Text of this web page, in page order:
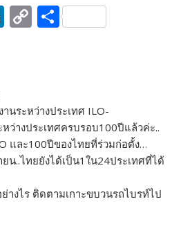
Li
dI
n
C
Li
n
k
S
นระหว่างประเทศ ILO-
ว่างประเทศครบรอบ100ปีแล้วค่ะ..
และ100ปีของไทยที่ร่วมก่อตั้ง…
น..ไทยยังได้เป็น1ใน24ประเทศที่ได้
างไร ติดตามเกาะขบวนรถไบรท์ไป